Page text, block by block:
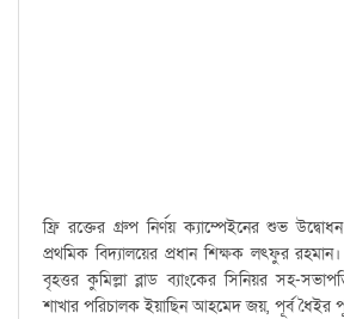
ফ্রি রক্তের গ্রুপ নির্ণয় ক্যাম্পেইনের শুভ
প্রথমিক বিদ্যালয়ের প্রধান শিক্ষক লৎফুর
বৃহত্তর কুমিল্লা ব্লাড ব্যাংকের সিনিয়র সহ-
শাখার পরিচালক ইয়াছিন আহমেদ জয়, পূর্ব ধৈইর